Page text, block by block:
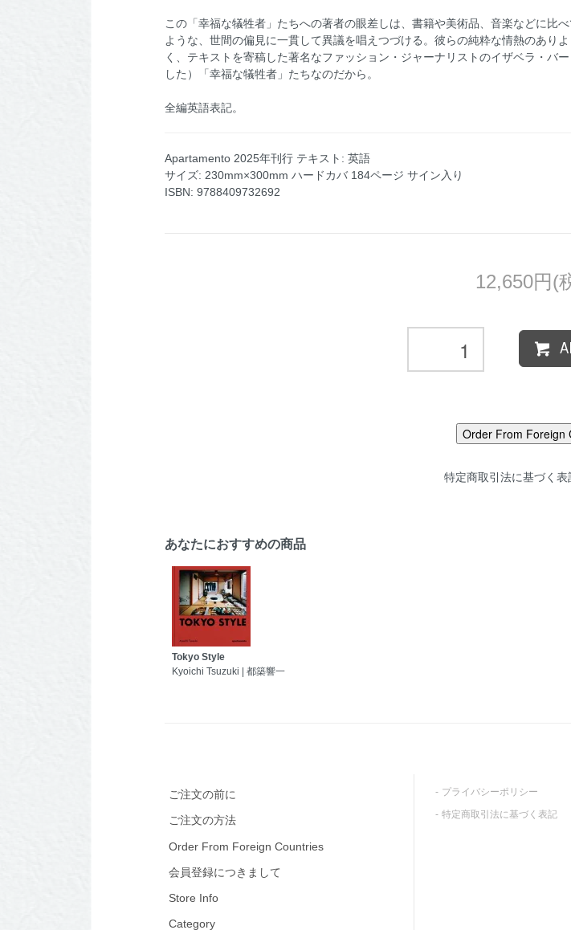
この「幸福な犠牲者」たちへの著者の眼差しは、書籍や美術品、音楽などに比
ような、世間の偏見に一貫して異議を唱えつづける。彼らの純粋な情熱のあり
く、テキストを寄稿した著名なファッション・ジャーナリストのイザベラ・バ
した）「幸福な犠牲者」たちなのだから。
全編英語表記。
Apartamento 2025年刊行 テキスト: 英語
サイズ: 230mm×300mm ハードカバ 184ページ サイン入り
ISBN: 9788409732692
12,650円(
特定商取引法に基づく表
あなたにおすすめの商品
Tokyo Style
Kyoichi Tsuzuki | 都築響一
ご注文の前に
ご注文の方法
Order From Foreign Countries
会員登録につきまして
Store Info
Category
プライバシーポリシー
特定商取引法に基づく表記